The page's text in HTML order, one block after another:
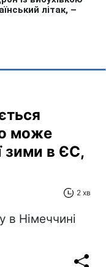
може
зими в ЄС,
2 хв
в Німеччині